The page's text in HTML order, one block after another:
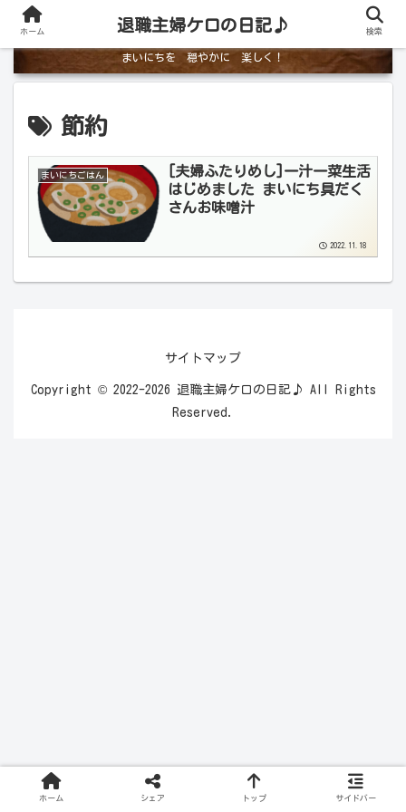
まいにちを 穏やかに 楽しく！
節約
まいにちごはん
[夫婦ふたりめし]一汁一菜生活
はじめました まいにち具だく
さんお味噌汁
2022.11.18
サイトマップ
Copyright © 2022-2026 退職主婦ケロの日記♪ All Rights
Reserved.
ホーム 退職主婦ケロの日記♪ 検索
ホーム シェア トップ サイドバー